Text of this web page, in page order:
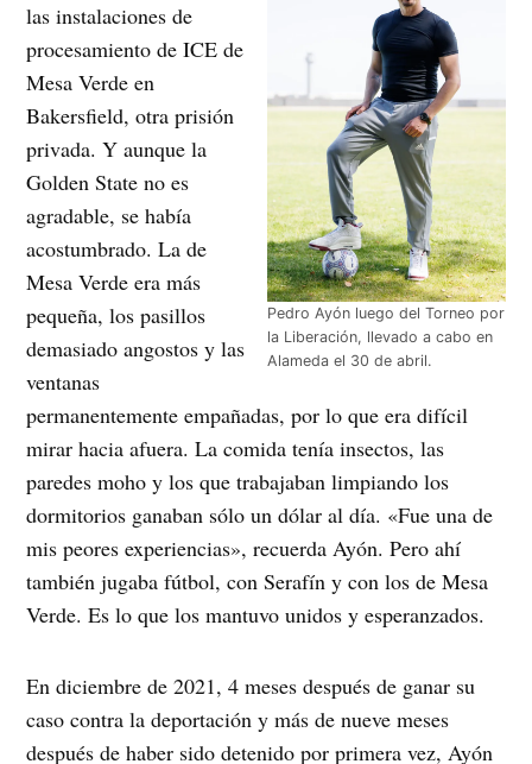
Pedro Ayón luego del Torneo por
la Liberación, llevado a cabo en
Alameda el 30 de abril.
las instalaciones de
procesamiento de ICE de
Mesa Verde en
Bakersfield, otra prisión
privada. Y aunque la
Golden State no es
agradable, se había
acostumbrado. La de
Mesa Verde era más
pequeña, los pasillos
demasiado angostos y las
ventanas
permanentemente empañadas, por lo que era difícil
mirar hacia afuera. La comida tenía insectos, las
paredes moho y los que trabajaban limpiando los
dormitorios ganaban sólo un dólar al día. «Fue una de
mis peores experiencias», recuerda Ayón. Pero ahí
también jugaba fútbol, ​​con Serafín y con los de Mesa
Verde. Es lo que los mantuvo unidos y esperanzados.
En diciembre de 2021, 4 meses después de ganar su
caso contra la deportación y más de nueve meses
después de haber sido detenido por primera vez, Ayón